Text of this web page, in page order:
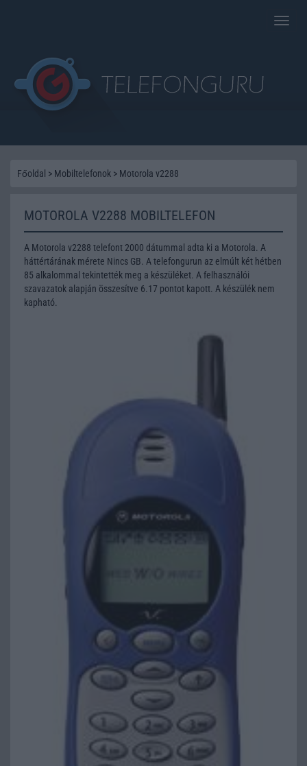
Toggle
Főoldal > Mobiltelefonok > Motorola v2288
MOTOROLA V2288 MOBILTELEFON
A Motorola v2288 telefont 2000 dátummal adta ki a Motorola. A
háttértárának mérete Nincs GB. A telefongurun az elmúlt két hétben
85 alkalommal tekintették meg a készüléket. A felhasználói
szavazatok alapján összesítve 6.17 pontot kapott. A készülék nem
kapható.